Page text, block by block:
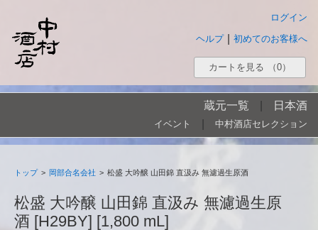
ログイン
初めてのお客様へ
ヘルプ
カートを見る （0）
蔵元一覧 日本酒
イベント 中村酒店セレクション
トップ > 岡部合名会社 > 松盛 大吟醸 山田錦 直汲み 無濾過生原酒
松盛 大吟醸 山田錦 直汲み 無濾過生原
酒 [H29BY] [1,800 mL]